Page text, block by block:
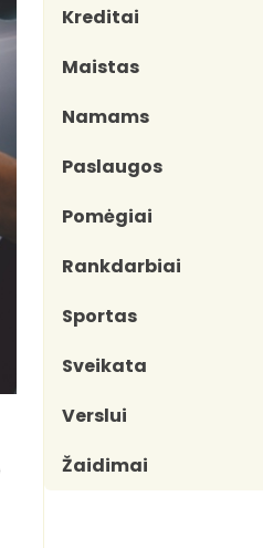
Kreditai
Maistas
Namams
Paslaugos
Pomėgiai
Rankdarbiai
Sportas
Sveikata
Verslui
Žaidimai